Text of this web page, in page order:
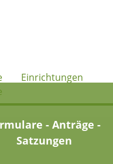
Einrichtungen
- Anträge -
Satzungen